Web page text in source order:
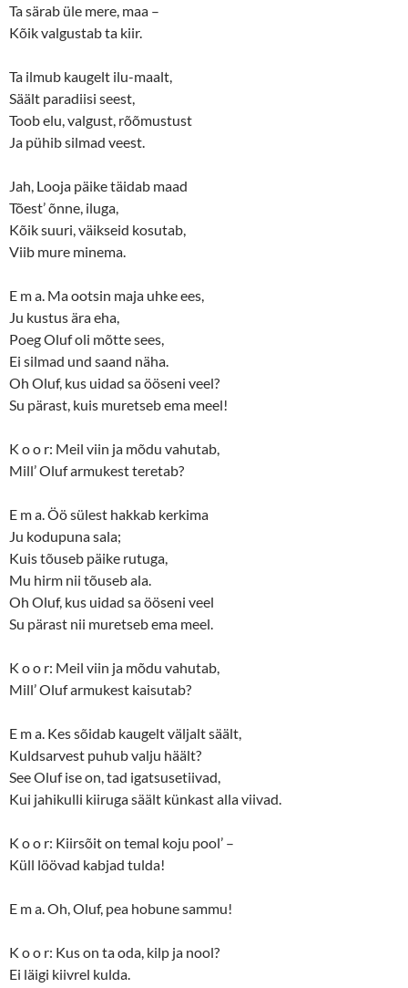
Ta särab üle mere, maa –
Kõik valgustab ta kiir.
Ta ilmub kaugelt ilu-maalt,
Säält paradiisi seest,
Toob elu, valgust, rõõmustust
Ja pühib silmad veest.
Jah, Looja päike täidab maad
Tõest’ õnne, iluga,
Kõik suuri, väikseid kosutab,
Viib mure minema.
E m a. Ma ootsin maja uhke ees,
Ju kustus ära eha,
Poeg Oluf oli mõtte sees,
Ei silmad und saand näha.
Oh Oluf, kus uidad sa ööseni veel?
Su pärast, kuis muretseb ema meel!
K o o r: Meil viin ja mõdu vahutab,
Mill’ Oluf armukest teretab?
E m a. Öö sülest hakkab kerkima
Ju kodupuna sala;
Kuis tõuseb päike rutuga,
Mu hirm nii tõuseb ala.
Oh Oluf, kus uidad sa ööseni veel
Su pärast nii muretseb ema meel.
K o o r: Meil viin ja mõdu vahutab,
Mill’ Oluf armukest kaisutab?
E m a. Kes sõidab kaugelt väljalt säält,
Kuldsarvest puhub valju häält?
See Oluf ise on, tad igatsusetiivad,
Kui jahikulli kiiruga säält künkast alla viivad.
K o o r: Kiirsõit on temal koju pool’ –
Küll löövad kabjad tulda!
E m a. Oh, Oluf, pea hobune sammu!
K o o r: Kus on ta oda, kilp ja nool?
Ei läigi kiivrel kulda.